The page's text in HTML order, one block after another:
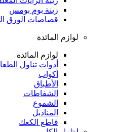
زينة بوم بومس
قصاصات الورق
لوازم المائدة
لوازم المائدة
أدوات تناول
أكواب
الأطباق
الشفاطات
الشموع
المناديل
قاطع الكعك